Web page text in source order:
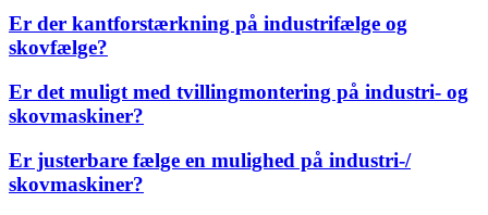
Er der kantforstærkning på industrifælge og
skovfælge?
Er det muligt med tvillingmontering på industri- og
skovmaskiner?
Er justerbare fælge en mulighed på industri-/
skovmaskiner?